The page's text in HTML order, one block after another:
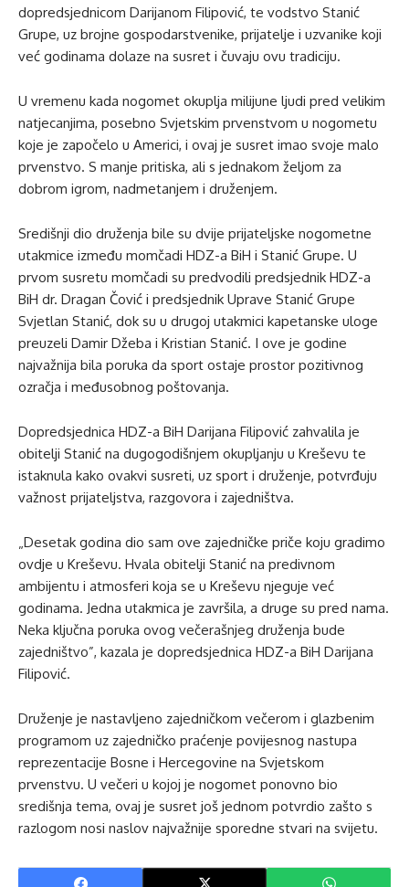
dopredsjednicom Darijanom Filipović, te vodstvo Stanić
Grupe, uz brojne gospodarstvenike, prijatelje i uzvanike koji
već godinama dolaze na susret i čuvaju ovu tradiciju.
U vremenu kada nogomet okuplja milijune ljudi pred velikim
natjecanjima, posebno Svjetskim prvenstvom u nogometu
koje je započelo u Americi, i ovaj je susret imao svoje malo
prvenstvo. S manje pritiska, ali s jednakom željom za
dobrom igrom, nadmetanjem i druženjem.
Središnji dio druženja bile su dvije prijateljske nogometne
utakmice između momčadi HDZ-a BiH i Stanić Grupe. U
prvom susretu momčadi su predvodili predsjednik HDZ-a
BiH dr. Dragan Čović i predsjednik Uprave Stanić Grupe
Svjetlan Stanić, dok su u drugoj utakmici kapetanske uloge
preuzeli Damir Džeba i Kristian Stanić. I ove je godine
najvažnija bila poruka da sport ostaje prostor pozitivnog
ozračja i međusobnog poštovanja.
Dopredsjednica HDZ-a BiH Darijana Filipović zahvalila je
obitelji Stanić na dugogodišnjem okupljanju u Kreševu te
istaknula kako ovakvi susreti, uz sport i druženje, potvrđuju
važnost prijateljstva, razgovora i zajedništva.
„Desetak godina dio sam ove zajedničke priče koju gradimo
ovdje u Kreševu. Hvala obitelji Stanić na predivnom
ambijentu i atmosferi koja se u Kreševu njeguje već
godinama. Jedna utakmica je završila, a druge su pred nama.
Neka ključna poruka ovog večerašnjeg druženja bude
zajedništvo”, kazala je dopredsjednica HDZ-a BiH Darijana
Filipović.
Druženje je nastavljeno zajedničkom večerom i glazbenim
programom uz zajedničko praćenje povijesnog nastupa
reprezentacije Bosne i Hercegovine na Svjetskom
prvenstvu. U večeri u kojoj je nogomet ponovno bio
središnja tema, ovaj je susret još jednom potvrdio zašto s
razlogom nosi naslov najvažnije sporedne stvari na svijetu.